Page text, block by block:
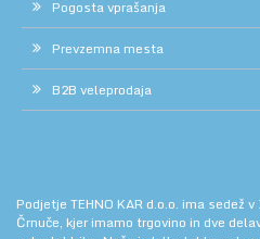
Pogosta vprašanja
Prevzemna mesta
B2B veleprodaja
Podjetje TEHNO KAR d.o.o. ima
Črnuče, kjer imamo trgovino in dve